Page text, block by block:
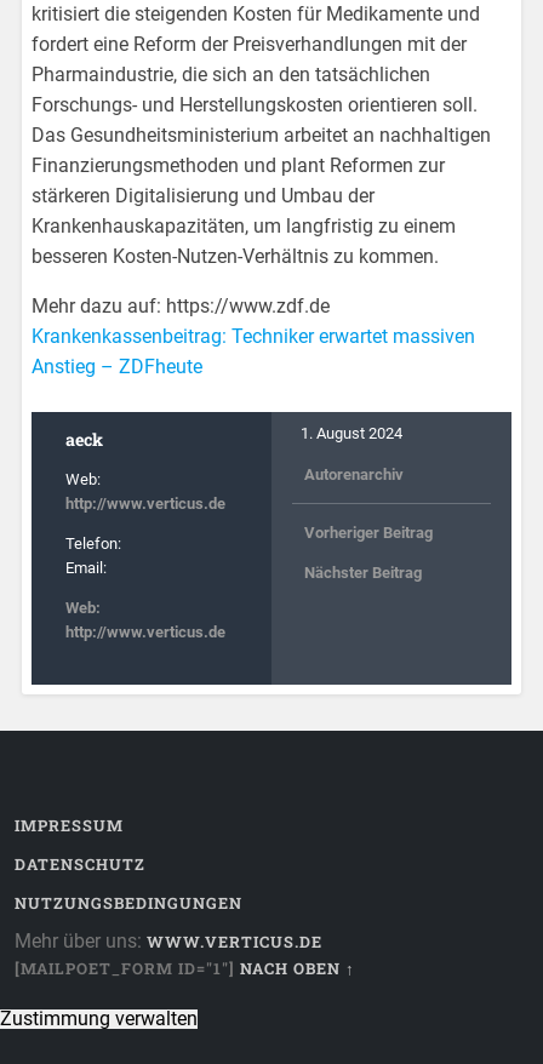
kritisiert die steigenden Kosten für Medikamente und
fordert eine Reform der Preisverhandlungen mit der
Pharmaindustrie, die sich an den tatsächlichen
Forschungs- und Herstellungskosten orientieren soll.
Das Gesundheitsministerium arbeitet an nachhaltigen
Finanzierungsmethoden und plant Reformen zur
stärkeren Digitalisierung und Umbau der
Krankenhauskapazitäten, um langfristig zu einem
besseren Kosten-Nutzen-Verhältnis zu kommen.
Mehr dazu auf: https://www.zdf.de
Krankenkassenbeitrag: Techniker erwartet massiven
Anstieg – ZDFheute
aeck
Web:
http://www.verticus.de
Telefon:
Email:
Web:
http://www.verticus.de
1. August 2024
Autorenarchiv
Vorheriger Beitrag
Nächster Beitrag
IMPRESSUM
DATENSCHUTZ
NUTZUNGSBEDINGUNGEN
Mehr über uns: WWW.VERTICUS.DE
[MAILPOET_FORM ID="1"] NACH OBEN ↑
Zustimmung verwalten